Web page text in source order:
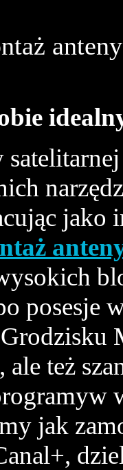
jako
posesje
też
jak